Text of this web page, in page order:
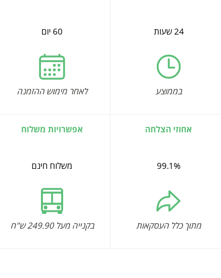
24 שעות
בממוצע
60 יום
לאחר מימוש ההזמנה
אחוזי הצלחה
99.1%
מתוך כלל העסקאות
אפשרויות משלוח
משלוח חינם
בקנייה מעל 249.90 ש"ח